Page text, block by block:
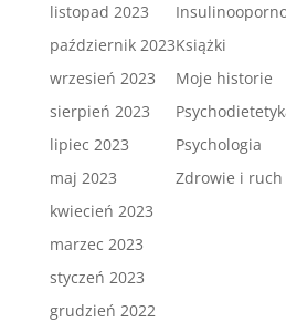
listopad 2023
październik 2023
wrzesień 2023
sierpień 2023
lipiec 2023
maj 2023
kwiecień 2023
marzec 2023
styczeń 2023
grudzień 2022
Książki
Moje historie
Psychologia
Zdrowie i ruch